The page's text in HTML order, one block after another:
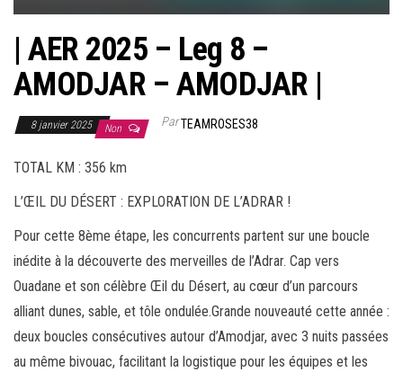
| AER 2025 – Leg 8 –
AMODJAR – AMODJAR |
8 janvier 2025 Non ParTEAMROSES38
TOTAL KM : 356 km
L’ŒIL DU DÉSERT : EXPLORATION DE L’ADRAR !
Pour cette 8ème étape, les concurrents partent sur une boucle
inédite à la découverte des merveilles de l’Adrar. Cap vers
Ouadane et son célèbre Œil du Désert, au cœur d’un parcours
alliant dunes, sable, et tôle ondulée.Grande nouveauté cette année :
deux boucles consécutives autour d’Amodjar, avec 3 nuits passées
au même bivouac, facilitant la logistique pour les équipes et les